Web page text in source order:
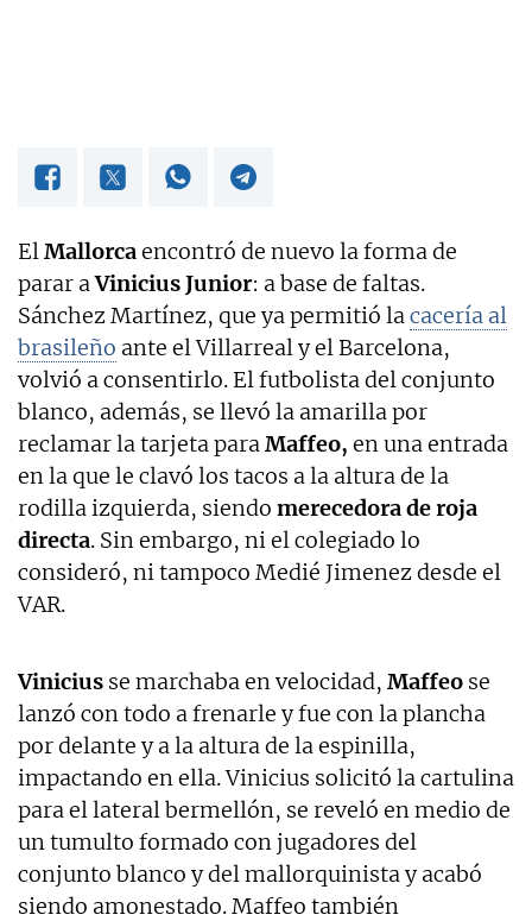
ElMallorcaencontró de nuevo la forma de
parar aVinicius Junior: a base de faltas.
Sánchez Martínez, que ya permitió lacacería al
brasileño ante el Villarreal y el Barcelona,
volvió a consentirlo. El futbolista del conjunto
blanco, además, se llevó la amarilla por
reclamar la tarjeta paraMaffeo, en una entrada
en la que le clavó los tacos a la altura de la
rodilla izquierda, siendo merecedora de roja
directa. Sin embargo, ni el colegiado lo
consideró, ni tampoco Medié Jimenez desde el
VAR.
Vinicius se marchaba en velocidad, Maffeo se
lanzó con todo a frenarle y fue con la plancha
por delante y a la altura de la espinilla,
impactando en ella. Vinicius solicitó la cartulina
para el lateral bermellón, se reveló en medio de
un tumulto formado con jugadores del
conjunto blanco y del mallorquinista y acabó
siendo amonestado. Maffeo también